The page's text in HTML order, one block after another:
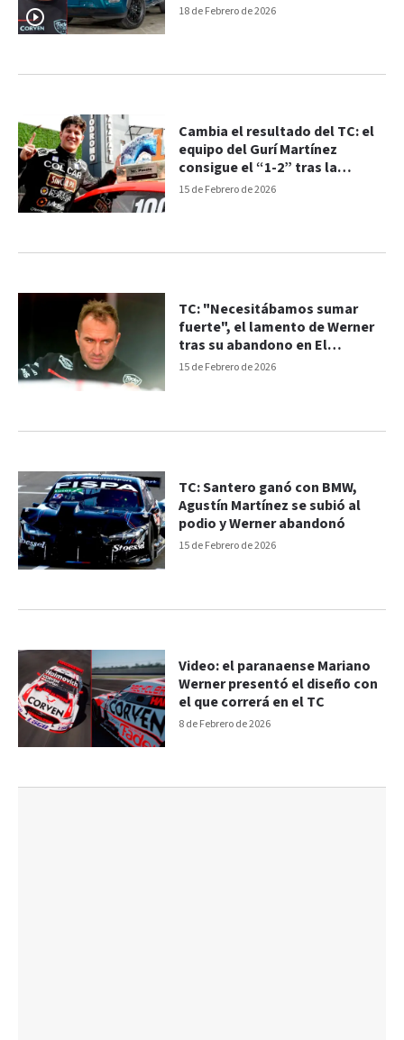
18 de Febrero de 2026
15 de Febrero de 2026
Cambia el resultado del TC: el
equipo del Gurí Martínez
consigue el “1-2” tras la
exclusión de Santero
15 de Febrero de 2026
TC: "Necesitábamos sumar
fuerte", el lamento de Werner
tras su abandono en El
Calafate
15 de Febrero de 2026
TC: Santero ganó con BMW,
Agustín Martínez se subió al
podio y Werner abandonó
8 de Febrero de 2026
Video: el paranaense Mariano
Werner presentó el diseño con
el que correrá en el TC